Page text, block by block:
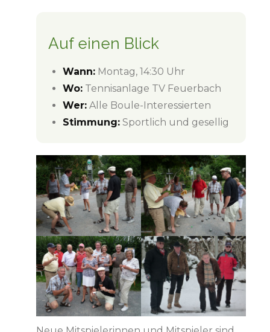
Auf einen Blick
Wann: Montag, 14:30 Uhr
Wo: Tennisanlage TV Feuerbach
Wer: Alle Boule-Interessierten
Stimmung: Sportlich und gesellig